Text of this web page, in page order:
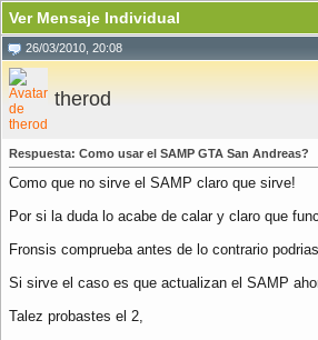
Ver Mensaje Individual
26/03/2010, 20:08
therod
Respuesta: Como usar el SAMP GTA San Andreas?
Como que no sirve el SAMP claro que sirve!
Por si la duda lo acabe de calar y claro que
Fronsis comprueba antes de lo contrario
Si sirve el caso es que actualizan el SAMP
Talez probastes el 2,